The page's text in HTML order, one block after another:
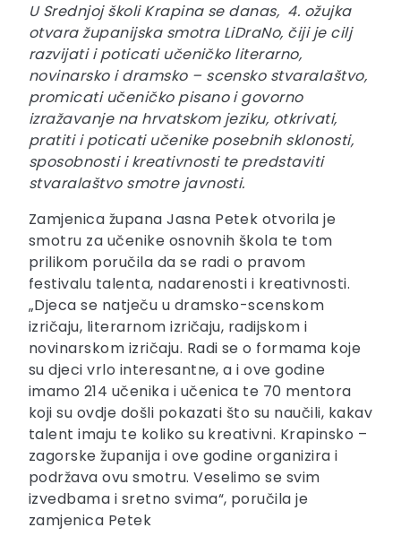
U Srednjoj školi Krapina se danas, 4. ožujka
otvara županijska smotra LiDraNo, čiji je cilj
razvijati i poticati učeničko literarno,
novinarsko i dramsko – scensko stvaralaštvo,
promicati učeničko pisano i govorno
izražavanje na hrvatskom jeziku, otkrivati,
pratiti i poticati učenike posebnih sklonosti,
sposobnosti i kreativnosti te predstaviti
stvaralaštvo smotre javnosti.
Zamjenica župana Jasna Petek otvorila je
smotru za učenike osnovnih škola te tom
prilikom poručila da se radi o pravom
festivalu talenta, nadarenosti i kreativnosti.
„Djeca se natječu u dramsko-scenskom
izričaju, literarnom izričaju, radijskom i
novinarskom izričaju. Radi se o formama koje
su djeci vrlo interesantne, a i ove godine
imamo 214 učenika i učenica te 70 mentora
koji su ovdje došli pokazati što su naučili, kakav
talent imaju te koliko su kreativni. Krapinsko –
zagorske županija i ove godine organizira i
podržava ovu smotru. Veselimo se svim
izvedbama i sretno svima“, poručila je
zamjenica Petek